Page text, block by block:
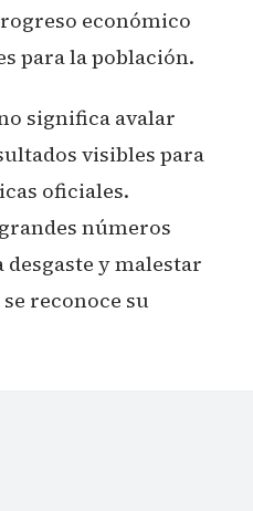
económico
para la población.
significa avalar
visibles para
oficiales.
números
y malestar
reconoce su